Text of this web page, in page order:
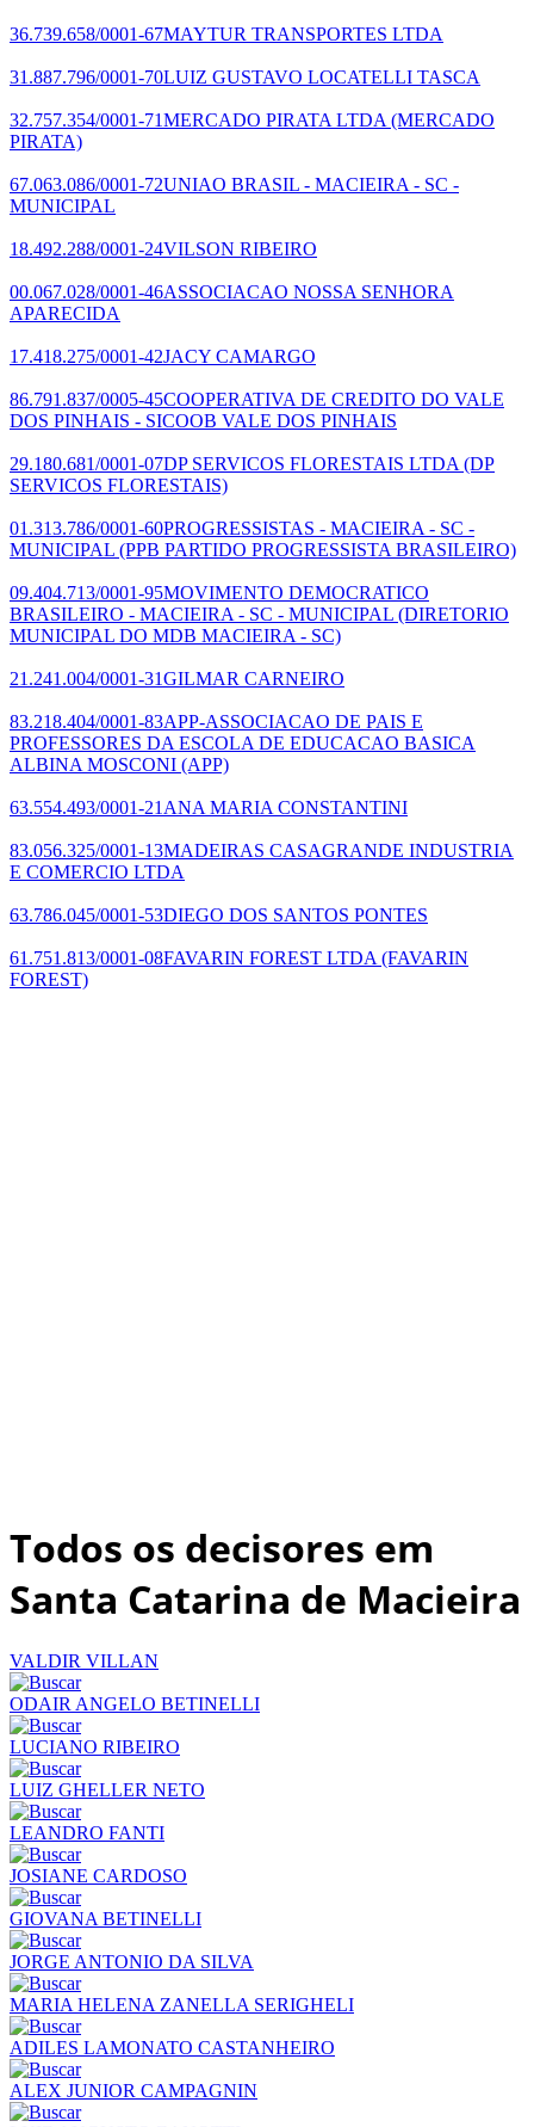
36.739.658/0001-67MAYTUR TRANSPORTES LTDA
31.887.796/0001-70LUIZ GUSTAVO LOCATELLI TASCA
32.757.354/0001-71MERCADO PIRATA LTDA (MERCADO
PIRATA)
67.063.086/0001-72UNIAO BRASIL - MACIEIRA - SC -
MUNICIPAL
18.492.288/0001-24VILSON RIBEIRO
00.067.028/0001-46ASSOCIACAO NOSSA SENHORA
APARECIDA
17.418.275/0001-42JACY CAMARGO
86.791.837/0005-45COOPERATIVA DE CREDITO DO VALE
DOS PINHAIS - SICOOB VALE DOS PINHAIS
29.180.681/0001-07DP SERVICOS FLORESTAIS LTDA (DP
SERVICOS FLORESTAIS)
01.313.786/0001-60PROGRESSISTAS - MACIEIRA - SC -
MUNICIPAL (PPB PARTIDO PROGRESSISTA BRASILEIRO)
09.404.713/0001-95MOVIMENTO DEMOCRATICO
BRASILEIRO - MACIEIRA - SC - MUNICIPAL (DIRETORIO
MUNICIPAL DO MDB MACIEIRA - SC)
21.241.004/0001-31GILMAR CARNEIRO
83.218.404/0001-83APP-ASSOCIACAO DE PAIS E
PROFESSORES DA ESCOLA DE EDUCACAO BASICA
ALBINA MOSCONI (APP)
63.554.493/0001-21 ANA MARIA CONSTANTINI
83.056.325/0001-13MADEIRAS CASAGRANDE INDUSTRIA
E COMERCIO LTDA
63.786.045/0001-53DIEGO DOS SANTOS PONTES
61.751.813/0001-08FAVARIN FOREST LTDA (FAVARIN
FOREST)
Todos os decisores em
Santa Catarina de Macieira
VALDIR VILLAN
ODAIR ANGELO BETINELLI
LUCIANO RIBEIRO
LUIZ GHELLER NETO
LEANDRO FANTI
JOSIANE CARDOSO
GIOVANA BETINELLI
JORGE ANTONIO DA SILVA
MARIA HELENA ZANELLA SERIGHELI
ADILES LAMONATO CASTANHEIRO
ALEX JUNIOR CAMPAGNIN